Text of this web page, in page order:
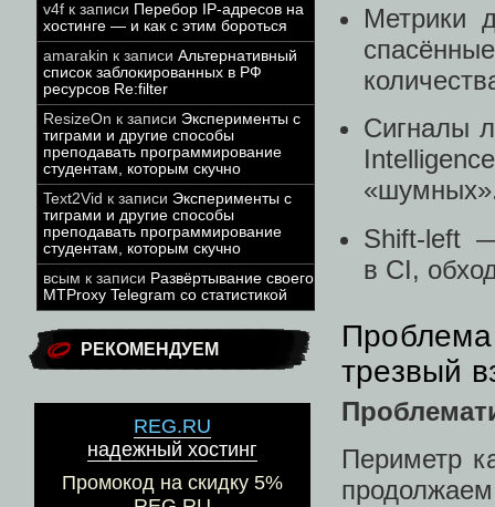
v4f к записи Перебор IP-адресов на
хостинге — и как с этим бороться
amarakin к записи Альтернативный
список заблокированных в РФ
ресурсов Re:filter
ResizeOn к записи Эксперименты с
тиграми и другие способы
преподавать программирование
студентам, которым скучно
Text2Vid к записи Эксперименты с
тиграми и другие способы
преподавать программирование
студентам, которым скучно
всым к записи Развёртывание своего
MTProxy Telegram со статистикой
РЕКОМЕНДУЕМ
REG.RU
надежный хостинг
Промокод на скидку 5%
Метрики
Сигналы
Shift‑left
в CI,
Проблема
трезвый
Периметр